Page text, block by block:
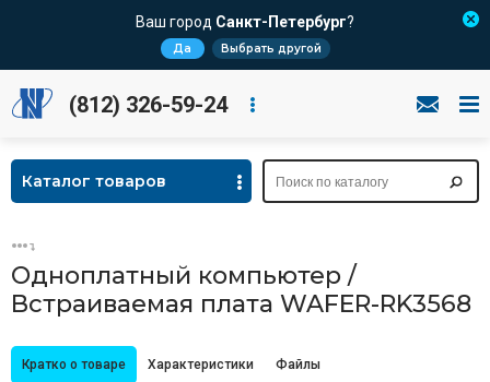
Ваш город Санкт-Петербург?
Да Выбрать другой
(812) 326-59-24
Каталог товаров
Одноплатный компьютер /
Встраиваемая плата WAFER-RK3568
Кратко о товаре Характеристики Файлы